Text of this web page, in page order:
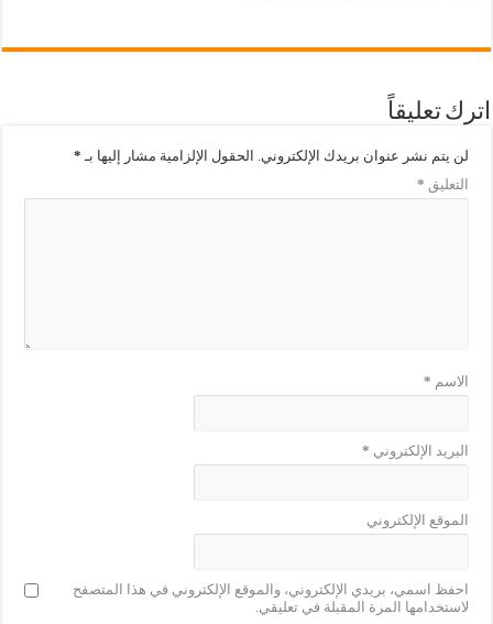
اترك تعليقاً
لن يتم نشر عنوان بريدك الإلكتروني. الحقول الإلزامية مشار إليها بـ *
التعليق *
الاسم *
البريد الإلكتروني *
الموقع الإلكتروني
احفظ اسمي، بريدي الإلكتروني، والموقع الإلكتروني في هذا المتصفح
لاستخدامها المرة المقبلة في تعليقي.